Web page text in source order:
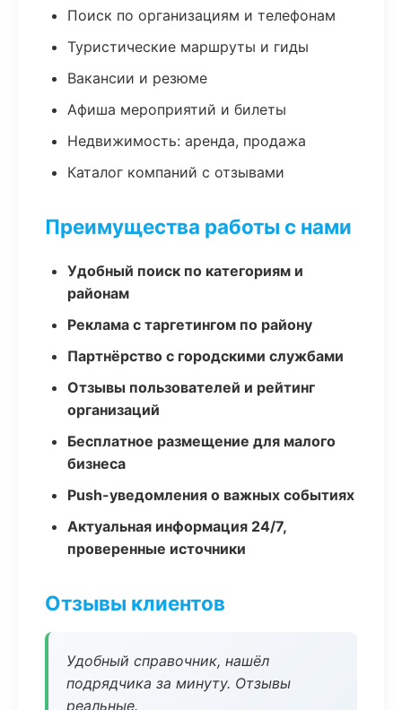
Поиск по организациям и телефонам
Туристические маршруты и гиды
Вакансии и резюме
Афиша мероприятий и билеты
Недвижимость: аренда, продажа
Каталог компаний с отзывами
Преимущества работы с нами
Удобный поиск по категориям и
районам
Реклама с таргетингом по району
Партнёрство с городскими службами
Отзывы пользователей и рейтинг
организаций
Бесплатное размещение для малого
бизнеса
Push-уведомления о важных событиях
Актуальная информация 24/7,
проверенные источники
Отзывы клиентов
Удобный справочник, нашёл
подрядчика за минуту. Отзывы
реальные.